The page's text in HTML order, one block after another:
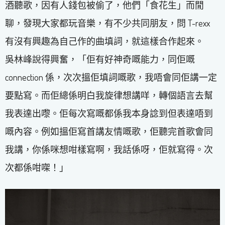
酒聽歌，因有人錢包被偷了，他們「食花生」而閒
聊，發現大家都玩音樂，有不少共同朋友，問 T-rexx
有沒有興趣為自己作的曲填詞，就這樣合作起來。
吳林峰說得興奮，「佢有好神奇嘅能力，同佢嘅
connection 係，次次搵佢填詞嘅歌，我唔會同佢講一定
要點寫。而佢總係明白我旋律想講咩，轉個語言去幫
我表達出嚟。佢每次寫嘅都係我本身諗到但表達唔到
嘅內容。例如搵佢寫首講友情嘅歌，佢聽完首歌會同
我講，你係咪想咁樣寫啊，我話係呀，佢就寫得。次
次都係咁㗎！」